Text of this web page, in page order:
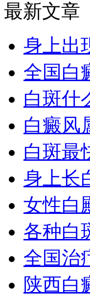
最新文章
身上出
全国白
白斑什
白癜风
白斑最
身上长
女性白
各种白
全国治
陕西白